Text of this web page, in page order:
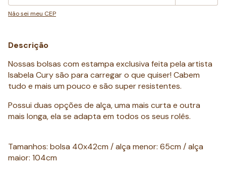
Não sei meu CEP
Descrição
Nossas bolsas com estampa exclusiva feita pela artista
Isabela Cury são para carregar o que quiser! Cabem
tudo e mais um pouco e são super resistentes.
Possui duas opções de alça, uma mais curta e outra
mais longa, ela se adapta em todos os seus rolês.
Tamanhos: bolsa 40x42cm / alça menor: 65cm / alça
maior: 104cm